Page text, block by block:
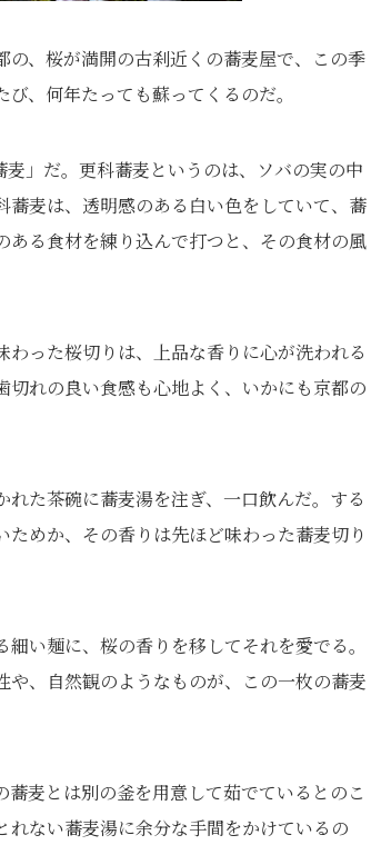
、桜が満開の古刹近くの蕎麦屋で、この季
、何年たっても蘇ってくるのだ。
」だ。更科蕎麦というのは、ソバの実の中
麦は、透明感のある白い色をしていて、蕎
る食材を練り込んで打つと、その食材の風
った桜切りは、上品な香りに心が洗われる
れの良い食感も心地よく、いかにも京都の
た茶碗に蕎麦湯を注ぎ、一口飲んだ。する
めか、その香りは先ほど味わった蕎麦切り
い麺に、桜の香りを移してそれを愛でる。
、自然観のようなものが、この一枚の蕎麦
麦とは別の釜を用意して茹でているとのこ
ない蕎麦湯に余分な手間をかけているの